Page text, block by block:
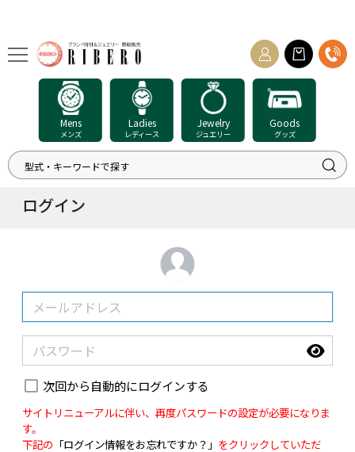
Mens
メンズ
Ladies
レディース
Jewelry
ジュエリー
Goods
グッズ
ログイン
次回から自動的にログインする
サイトリニューアルに伴い、再度パスワードの設定が必要になりま
す。
下記の 「ログイン情報をお忘れですか？」 をクリックしていただ